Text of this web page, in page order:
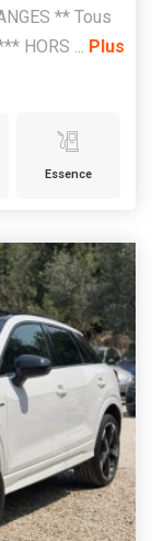
** Tous
HORS ... Plus
Essence